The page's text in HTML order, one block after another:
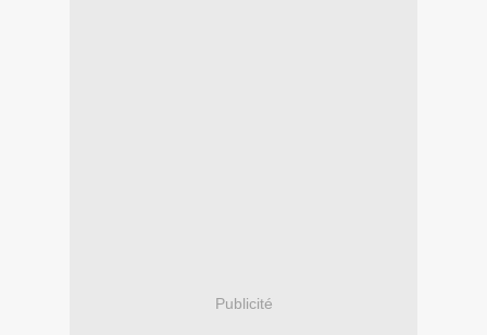
Publicité